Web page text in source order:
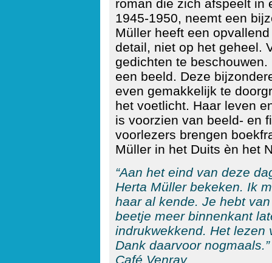
roman die zich afspeelt in
1945-1950, neemt een
Müller heeft een
detail, niet op het geheel.
gedichten te
een beeld. Deze
even gemakkelijk te
het voetlicht. Haar leven
is voorzien van beeld- en
voorlezers brengen
Müller in het Duits èn het
“Aan het eind van deze
Herta Müller bekeken. Ik
haar al kende. Je hebt
beetje meer binnenkant
indrukwekkend. Het lezen
Dank daarvoor
Café Venray